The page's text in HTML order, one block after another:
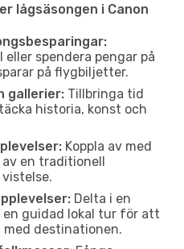
lågsäsongen i Canon
spendera pengar på
på flygbiljetter.
gallerier: Tillbringa tid
historia, konst och
Koppla av med
en traditionell
Delta i en
guidad lokal tur för att
destinationen.